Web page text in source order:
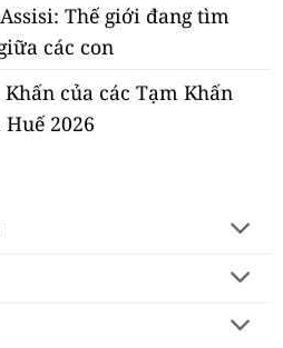
Thế giới đang tìm
các con
của các Tạm Khấn
2026